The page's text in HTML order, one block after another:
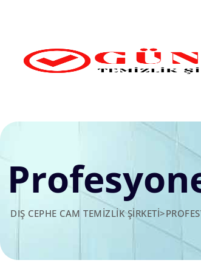
DIŞ CEPHE CAM TEMIZLIK ŞIRKETI>